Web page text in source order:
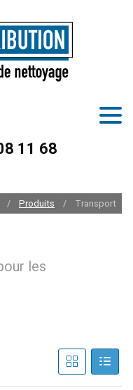
11 68
/ Produits / Transport
les